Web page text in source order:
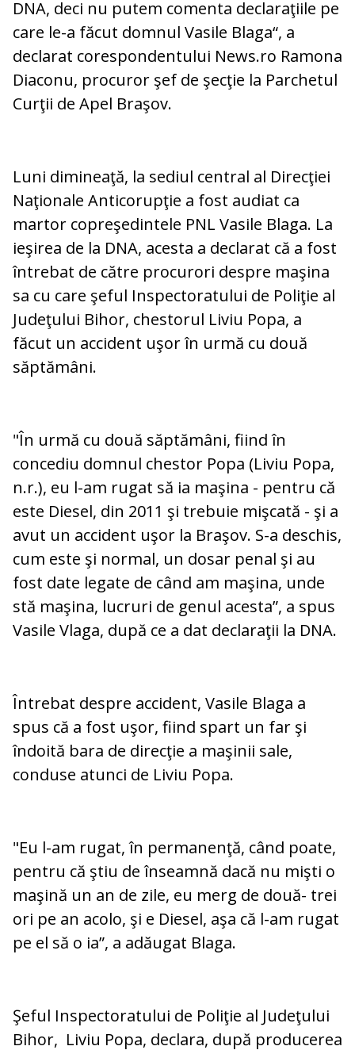
DNA, deci nu putem comenta declaraţiile pe
care le-a făcut domnul Vasile Blaga“, a
declarat corespondentului News.ro Ramona
Diaconu, procuror şef de şecţie la Parchetul
Curţii de Apel Braşov.
Luni dimineaţă, la sediul central al Direcţiei
Naţionale Anticorupţie a fost audiat ca
martor copreşedintele PNL Vasile Blaga. La
ieşirea de la DNA, acesta a declarat că a fost
întrebat de către procurori despre maşina
sa cu care şeful Inspectoratului de Poliţie al
Judeţului Bihor, chestorul Liviu Popa, a
făcut un accident uşor în urmă cu două
săptămâni.
"În urmă cu două săptămâni, fiind în
concediu domnul chestor Popa (Liviu Popa,
n.r.), eu l-am rugat să ia maşina - pentru că
este Diesel, din 2011 şi trebuie mişcată - şi a
avut un accident uşor la Braşov. S-a deschis,
cum este şi normal, un dosar penal şi au
fost date legate de când am maşina, unde
stă maşina, lucruri de genul acesta”, a spus
Vasile Vlaga, după ce a dat declaraţii la DNA.
Întrebat despre accident, Vasile Blaga a
spus că a fost uşor, fiind spart un far şi
îndoită bara de direcţie a maşinii sale,
conduse atunci de Liviu Popa.
"Eu l-am rugat, în permanenţă, când poate,
pentru că ştiu de înseamnă dacă nu mişti o
maşină un an de zile, eu merg de două- trei
ori pe an acolo, şi e Diesel, aşa că l-am rugat
pe el să o ia”, a adăugat Blaga.
Şeful Inspectoratului de Poliţie al Judeţului
Bihor, Liviu Popa, declara, după producerea